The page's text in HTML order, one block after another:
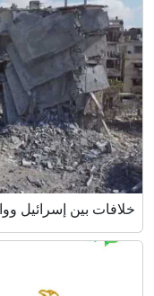
خلافات بين إسرائيل